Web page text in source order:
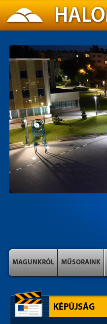
MAGUNKRÓL MŰSORAINK
KÉPÚJSÁG